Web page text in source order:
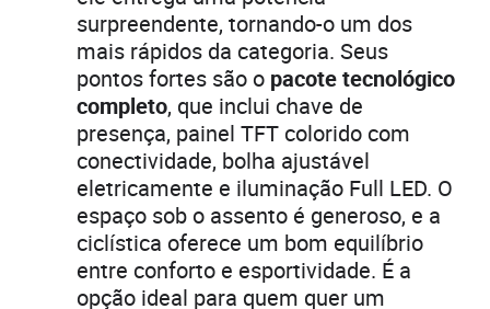
surpreendente, tornando-o um dos
mais rápidos da categoria. Seus
pontos fortes são o pacote tecnológico
completo, que inclui chave de
presença, painel TFT colorido com
conectividade, bolha ajustável
eletricamente e iluminação Full LED. O
espaço sob o assento é generoso, e a
ciclística oferece um bom equilíbrio
entre conforto e esportividade. É a
opção ideal para quem quer um